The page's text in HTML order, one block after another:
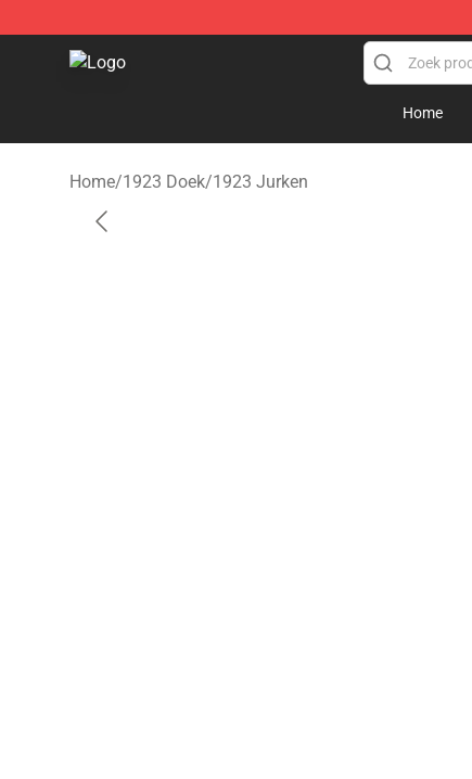
1923 Shop - Official 1923 Merchandise Store
Home
Home/1923 Doek/1923 Jurken